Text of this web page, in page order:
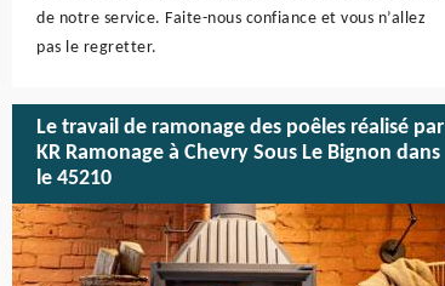
de notre service. Faite-nous confiance et vous n’allez
pas le regretter.
Le travail de ramonage des poêles réalisé par
KR Ramonage à Chevry Sous Le Bignon dans
le 45210